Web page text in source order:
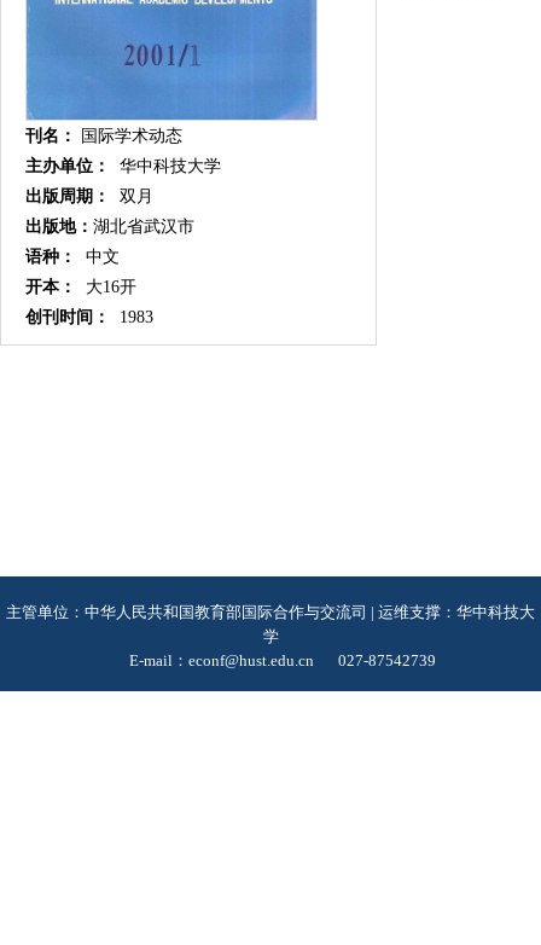
刊名：
国际学术动态
主办单位：
华中科技大学
出版周期：
双月
出版地： 湖北省武汉市
语种：
中文
开本：
大16开
创刊时间：
1983
主管单位：中华人民共和国教育部国际合作与交流司 | 运维支撑：华中科技大
学
E-mail：econf@hust.edu.cn
027-87542739